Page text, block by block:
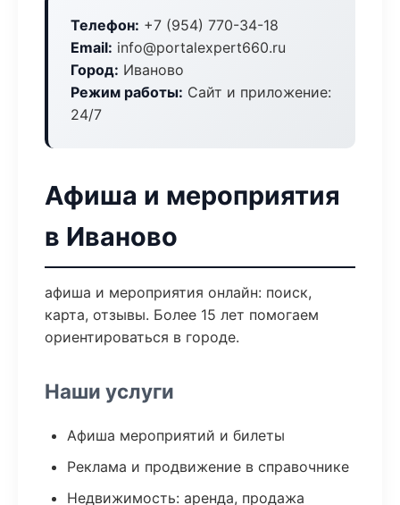
Телефон: +7 (954) 770-34-18
Email: info@portalexpert660.ru
Город: Иваново
Режим работы: Сайт и приложение:
24/7
Афиша и мероприятия
в Иваново
афиша и мероприятия онлайн: поиск,
карта, отзывы. Более 15 лет помогаем
ориентироваться в городе.
Наши услуги
Афиша мероприятий и билеты
Реклама и продвижение в справочнике
Недвижимость: аренда, продажа